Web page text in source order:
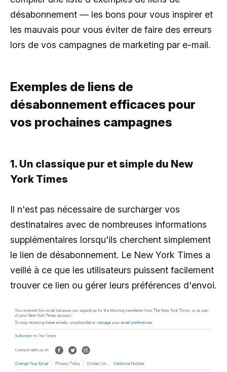
désabonnement — les bons pour vous inspirer et
les mauvais pour vous éviter de faire des erreurs
lors de vos campagnes de marketing par e-mail.
Exemples de liens de
désabonnement efficaces pour
vos prochaines campagnes
1. Un classique pur et simple du New
York Times
Il n'est pas nécessaire de surcharger vos
destinataires avec de nombreuses informations
supplémentaires lorsqu'ils cherchent simplement
le lien de désabonnement. Le New York Times a
veillé à ce que les utilisateurs puissent facilement
trouver ce lien ou gérer leurs préférences d'envoi.